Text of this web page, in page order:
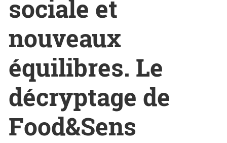
sociale et
nouveaux
équilibres. Le
décryptage de
Food&Sens